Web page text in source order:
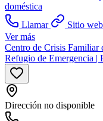
doméstica
Llamar
Sitio web
Ver más
Centro de Crisis Familiar
Refugio de Emergencia
Dirección no disponible